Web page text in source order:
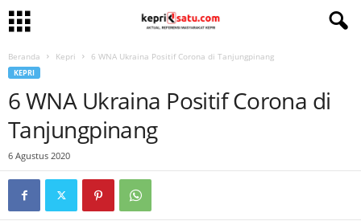
Beranda Kepri 6 WNA Ukraina Positif Corona di Tanjungpinang
KEPRI
6 WNA Ukraina Positif Corona di
Tanjungpinang
6 Agustus 2020